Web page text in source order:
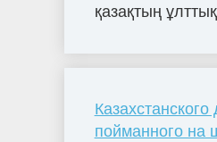
қазақтың
пойманного на